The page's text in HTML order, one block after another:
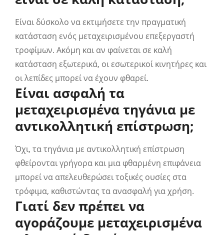
Είναι δύσκολο να εκτιμήσετε την πραγματική
κατάσταση ενός μεταχειρισμένου επεξεργαστή
τροφίμων. Ακόμη και αν φαίνεται σε καλή
κατάσταση εξωτερικά, οι εσωτερικοί κινητήρες και
οι λεπίδες μπορεί να έχουν φθαρεί.
Είναι ασφαλή τα
μεταχειρισμένα τηγάνια με
αντικολλητική επίστρωση;
Όχι, τα τηγάνια με αντικολλητική επίστρωση
φθείρονται γρήγορα και μια φθαρμένη επιφάνεια
μπορεί να απελευθερώσει τοξικές ουσίες στα
τρόφιμα, καθιστώντας τα ανασφαλή για χρήση.
Γιατί δεν πρέπει να
αγοράζουμε μεταχειρισμένα